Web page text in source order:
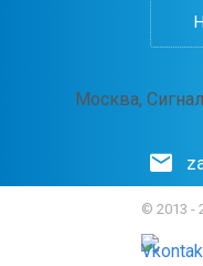
Москва,
© 2013 -